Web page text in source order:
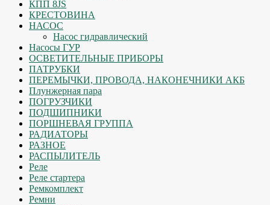
КПП 8JS
КРЕСТОВИНА
НАСОС
Насос гидравлический
Насосы ГУР
ОСВЕТИТЕЛЬНЫЕ ПРИБОРЫ
ПАТРУБКИ
ПЕРЕМЫЧКИ, ПРОВОДА, НАКОНЕЧНИКИ АКБ
Плунжерная пара
ПОГРУЗЧИКИ
ПОДШИПНИКИ
ПОРШНЕВАЯ ГРУППА
РАДИАТОРЫ
РАЗНОЕ
РАСПЫЛИТЕЛЬ
Реле
Реле стартера
Ремкомплект
Ремни